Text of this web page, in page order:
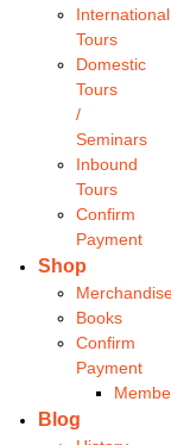
International
Tours
Domestic
Tours
/
Seminars
Inbound
Tours
Confirm
Payment
Shop
Books
Confirm
Payment
Blog